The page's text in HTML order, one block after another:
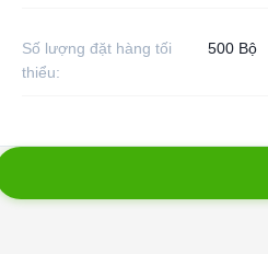
Số lượng đặt hàng tối
thiểu:
500 Bộ